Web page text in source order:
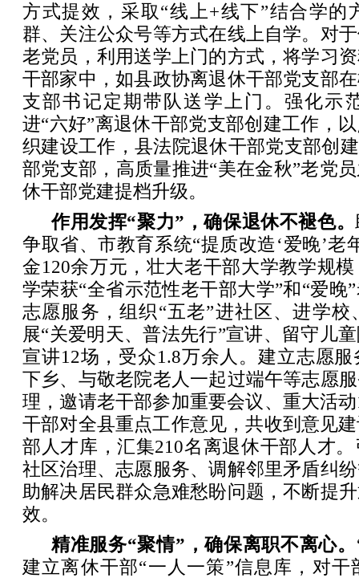
方式提效，采取“线上+线下”结合学的
群、关注公众号等方式在线上自学。对
老党员，利用送学上门的方式，将学习
干部家中，如县政协离退休干部党支部
支部书记定期带队送学上门。强化示
进“六好”离退休干部党支部创建工作，
织建设工作，县法院退休干部党支部创
部党支部，高质量推进“美在金秋”老党
休干部党建提档升级。
作用发挥“聚力”，确保退休不褪色。
争取省、市教育系统“提质改造‘爱晚’老
金120余万元，壮大老干部大学教学规
学荣获“全省示范性老干部大学”和“爱晚
志愿服务，组织“五老”进社区、进学
展“关爱明天、普法先行”宣讲、留守儿
宣讲12场，受众1.8万余人。建立志愿
下乡、与敬老院老人一起过端午等志愿
理，邀请老干部参加重要会议、重大活
干部对全县重点工作意见，共收到意见
部人才库，汇集210名离退休干部人才
社区治理、志愿服务、调解邻里矛盾纠
助解决居民群众急难愁盼问题，不断提
效。
精准服务“聚情”，确保离职不离心。
建立离休干部“一人一策”信息库，对